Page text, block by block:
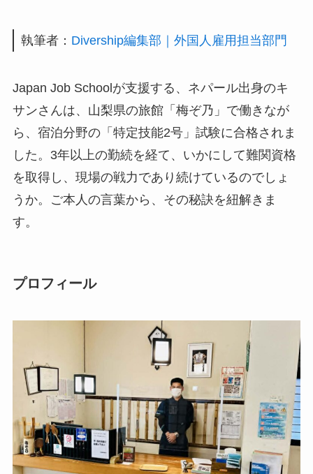
執筆者： Divership編集部｜外国人雇用担当部門
Japan Job Schoolが支援する、ネパール出身のキ
サンさんは、山梨県の旅館「梅ぞ乃」で働きなが
ら、宿泊分野の「特定技能2号」試験に合格されま
した。3年以上の勤続を経て、いかにして難関資格
を取得し、現場の戦力であり続けているのでしょ
うか。ご本人の言葉から、その秘訣を紐解きま
す。
プロフィール